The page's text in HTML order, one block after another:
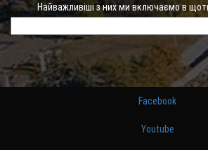
Найважливіші з них ми включаємо в
Facebook
Youtube